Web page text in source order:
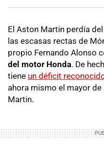
El Aston Martin perdía
las escasas rectas de
propio Fernando Alonso
del motor Honda. De
tiene un déficit
ahora mismo el mayor
Martin.